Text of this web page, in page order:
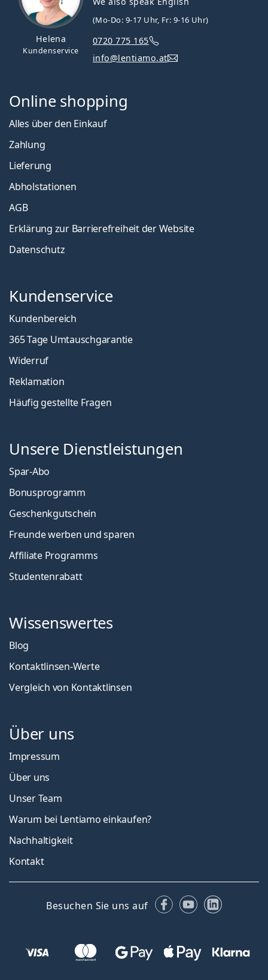
Helena
Kundenservice
(Mo-Do: 9-17 Uhr, Fr: 9-16 Uhr)
0720 775 165
info@lentiamo.at
Online shopping
Alles über den Einkauf
Zahlung
Lieferung
Abholstationen
AGB
Erklärung zur Barrierefreiheit der Website
Datenschutz
Kundenservice
Kundenbereich
365 Tage Umtauschgarantie
Widerruf
Reklamation
Häufig gestellte Fragen
Unsere Dienstleistungen
Spar-Abo
Bonusprogramm
Geschenkgutschein
Freunde werben und sparen
Affiliate Programms
Studentenrabatt
Wissenswertes
Blog
Kontaktlinsen-Werte
Vergleich von Kontaktlinsen
Über uns
Impressum
Über uns
Unser Team
Warum bei Lentiamo einkaufen?
Nachhaltigkeit
Kontakt
Besuchen Sie uns auf Facebook
YouTubeLinkedIn